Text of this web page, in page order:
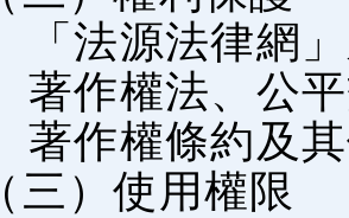
「法源法律網
著作權法、公
著作權條約及
（三）使用權限